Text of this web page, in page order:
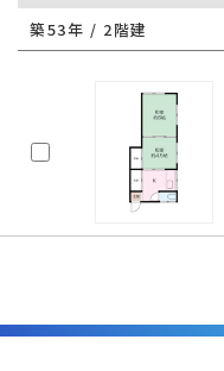
築53年 / 2階建